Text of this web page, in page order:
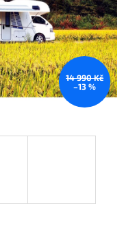
14 990 Kč
–13 %